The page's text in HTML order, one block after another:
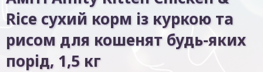
Rice сухий корм із куркою та
рисом для кошенят будь-яких
порід, 1,5 кг